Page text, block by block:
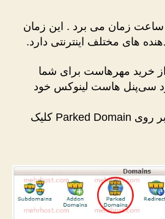
تنظیم DNS بین ۳-۶ ساعت زمان می برد . این زمان
های مختلف اینترنتی دارد.
خرید مهرهاست برای شما
سی‌پنل هاست لینوکس خود
در قسمت Domains بر روی Parked Domain کلیک